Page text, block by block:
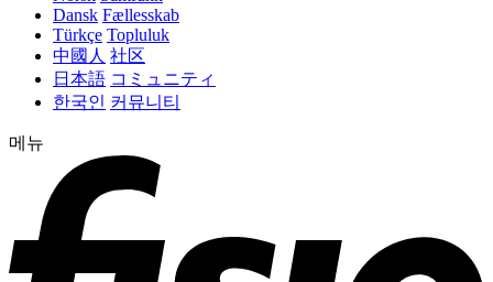
Dansk Fællesskab
Türkçe Topluluk
中國人 社区
日本語 コミュニティ
한국인 커뮤니티
메뉴